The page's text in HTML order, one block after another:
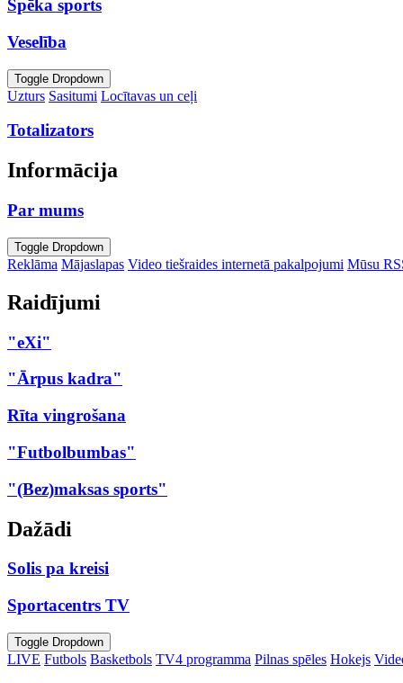
Spēka sports
Veselība
Toggle Dropdown
Uzturs Sasitumi Locītavas un ceļi
Totalizators
Informācija
Par mums
Toggle Dropdown
Reklāma Mājaslapas Video tiešraides internetā pakalpojumi Mūsu
Raidījumi
"eXi"
"Ārpus kadra"
Rīta vingrošana
"Futbolbumbas"
"(Bez)maksas sports"
Dažādi
Solis pa kreisi
Sportacentrs TV
Toggle Dropdown
LIVE Futbols Basketbols TV4 programma Pilnas spēles Hokejs